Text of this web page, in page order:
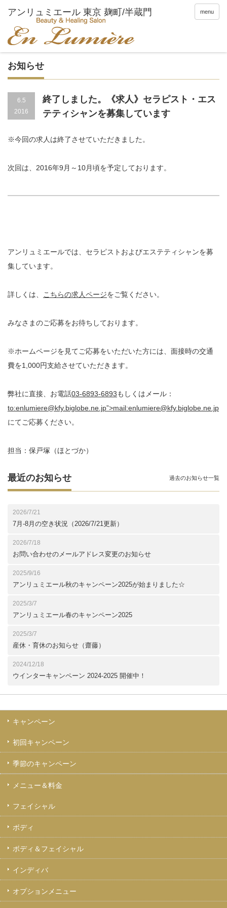
menu
お知らせ
6.5
2016
終了しました。《求人》セラピスト・エス
テティシャンを募集しています
※今回の求人は終了させていただきました。
次回は、2016年9月～10月頃を予定しております。
アンリュミエールでは、セラピストおよびエステティシャンを募
集しています。
詳しくは、 こちらの求人ページをご覧ください。
みなさまのご応募をお待ちしております。
※ホームページを見てご応募をいただいた方には、面接時の交通
費を1,000円支給させていただきます。
弊社に直接、お電話03-6893-6893もしくはメール：
to:enlumiere@kfy.biglobe.ne.jp”>mail:enlumiere@kfy.biglobe.ne.jp
にてご応募ください。
担当：保戸塚（ほとづか）
最近のお知らせ
2026/7/21
7月-8月の空き状況（2026/7/21更新）
2026/7/18
お問い合わせのメールアドレス変更のお知らせ
2025/9/16
アンリュミエール秋のキャンペーン2025が始まりました☆
2025/3/7
アンリュミエール春のキャンペーン2025
2025/3/7
産休・育休のお知らせ（齋藤）
2024/12/18
ウインターキャンペーン 2024‐2025 開催中！
過去のお知らせ一覧
キャンペーン
初回キャンペーン
季節のキャンペーン
メニュー＆料金
フェイシャル
ボディ
ボディ＆フェイシャル
インディバ
オプションメニュー